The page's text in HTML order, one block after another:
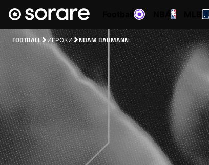
FOOTBALL ИГРОКИ NOAM BAUMANN